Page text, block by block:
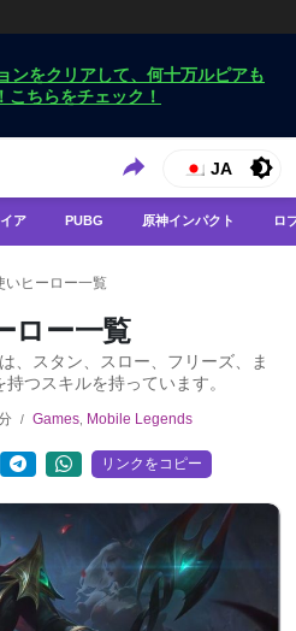
ンをクリアして、何十万ルピアも
こちらをチェック！
ニュース
だけで最新のゲームニュースを入手
JA
ア PUBG 原神インパクト ロ
いヒーロー一覧
ロー一覧
、スタン、スロー、フリーズ、ま
つスキルを持っています。
/ Games, Mobile Legends
リンクをコピー